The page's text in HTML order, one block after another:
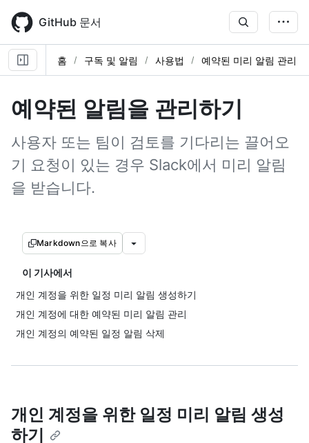
main
content
GitHub 문서
홈 구독 및 알림 사용법 예약된 미리 알림 관리
예약된 알림을 관리하기
사용자 또는 팀이 검토를 기다리는 끌어오
기 요청이 있는 경우 Slack에서 미리 알림
을 받습니다.
Markdown으로 복사
이 기사에서
개인 계정을 위한 일정 미리 알림 생성하기
개인 계정에 대한 예약된 미리 알림 관리
개인 계정의 예약된 일정 알림 삭제
개인 계정을 위한 일정 미리 알림 생성
하기